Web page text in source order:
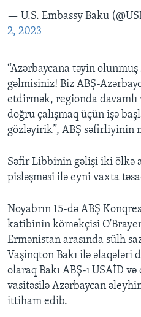
— U.S. Embassy Baku
2, 2023
“Azərbaycana təyin
gəlmisiniz! Biz ABŞ-
etdirmək, regionda
doğru çalışmaq üçün işə
gözləyirik”, ABŞ səfirliyinin
Səfir Libbinin gəlişi iki ölkə
pisləşməsi ilə eyni vaxta
Noyabrın 15-də ABŞ
katibinin köməkçisi
Ermənistan arasında sülh
Vaşinqton Bakı ilə əlaqələri
olaraq Bakı ABŞ-ı USAİD
vasitəsilə Azərbaycan
ittiham edib.